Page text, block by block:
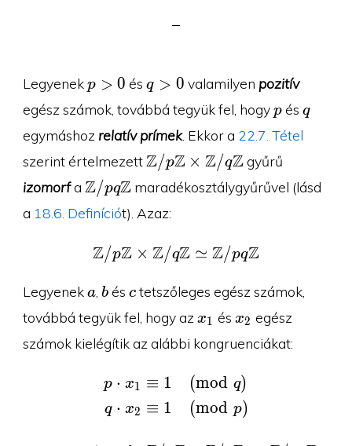
Legyenekp\gt
p > 0 ésq\gt
0
q > 0 valamilyen pozitív
egész számok, továbbá tegyük fel, hogyp
pés q
q
egymáshoz relatív prímek. Ekkor a 22.7. Tétel
szerint értelmezett \Z/p\Z
\times
\Z/q\Z
Z/pZ × Z/qZgyűrű
izomorfa \Z/pq\Z
Z/pqZ maradékosztálygyűrűvel (lásd
a 18.6. Definíciót). Azaz:
\Z/p\Z \times \Z/
Z/pZ × Z/qZ ≃ Z/pqZ
Legyeneka
a, b
bés c
ctetszőleges egész számok,
továbbá tegyük fel, hogy az x_1
x1 és x_2
x2 egész
számok kielégítik az alábbi kongruenciákat:
p ⋅ x1
q ⋅ x2
≡ 1 (mod q)
≡ 1 (mod p)